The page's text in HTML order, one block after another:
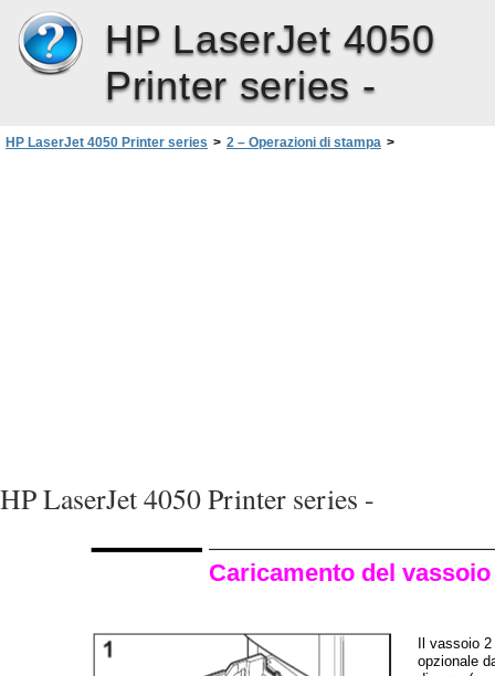
HP LaserJet 4050
Printer series -
HP LaserJet 4050 Printer series > 2 – Operazioni di stampa >
HP LaserJet 4050 Printer series -
Caricamento del vassoio
Il vassoio
opzionale